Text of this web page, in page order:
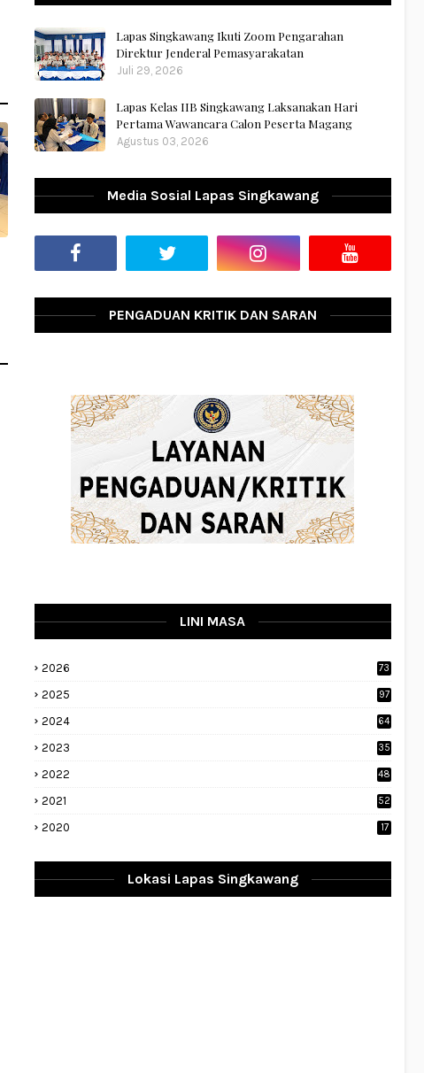
Lapas Singkawang Ikuti Zoom Pengarahan
Direktur Jenderal Pemasyarakatan
Juli 29, 2026
Lapas Kelas IIB Singkawang Laksanakan Hari
Pertama Wawancara Calon Peserta Magang
Agustus 03, 2026
Media Sosial Lapas Singkawang
PENGADUAN KRITIK DAN SARAN
LINI MASA
2026 73
2025 97
2024 64
2023
35
2022
48
2021 52
2020 17
Lokasi Lapas Singkawang